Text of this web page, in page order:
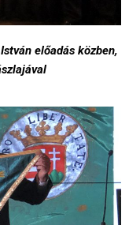
előadás közben,